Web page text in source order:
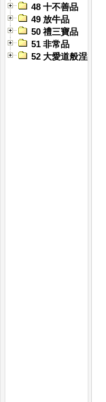
48 十不善品
49 放牛品
50 禮三寶品
51 非常品
52 大愛道般涅槃品